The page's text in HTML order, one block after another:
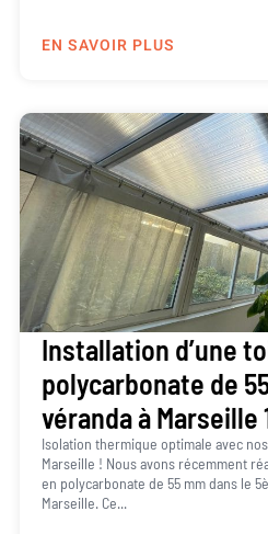
EN SAVOIR PLUS
Installation d’une
polycarbonate de
véranda à Marseille
Isolation thermique optimale avec
Marseille ! Nous avons récemment
en polycarbonate de 55 mm dans le
Marseille. Ce...